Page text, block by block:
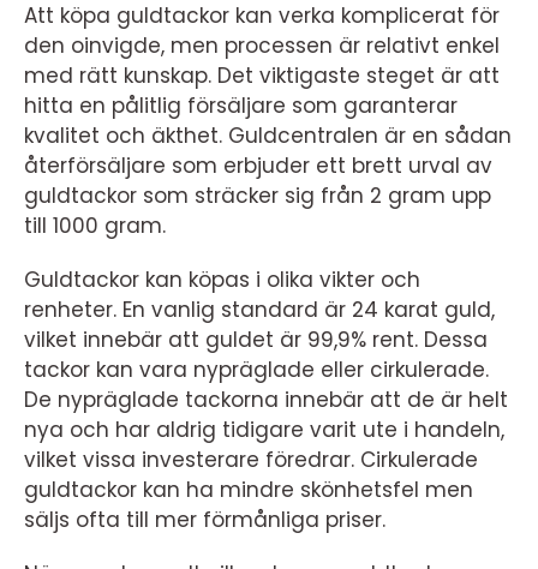
Att köpa guldtackor kan verka komplicerat för
den oinvigde, men processen är relativt enkel
med rätt kunskap. Det viktigaste steget är att
hitta en pålitlig försäljare som garanterar
kvalitet och äkthet. Guldcentralen är en sådan
återförsäljare som erbjuder ett brett urval av
guldtackor som sträcker sig från 2 gram upp
till 1000 gram.
Guldtackor kan köpas i olika vikter och
renheter. En vanlig standard är 24 karat guld,
vilket innebär att guldet är 99,9% rent. Dessa
tackor kan vara nypräglade eller cirkulerade.
De nypräglade tackorna innebär att de är helt
nya och har aldrig tidigare varit ute i handeln,
vilket vissa investerare föredrar. Cirkulerade
guldtackor kan ha mindre skönhetsfel men
säljs ofta till mer förmånliga priser.